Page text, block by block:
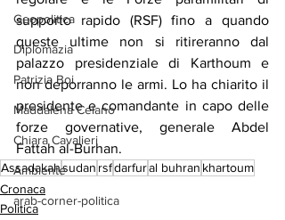
Geopolitica
Diplomazia
Patrizia Boi
Maddalena Celano
Chiara Cavalieri
Ambiente
arab-corner-politica
supporto rapido (RSF) fino a quando
queste ultime non si ritireranno dal
palazzo presidenziale di Karthoum e
non deporranno le armi. Lo ha chiarito il
presidente e comandante in capo delle
forze governative, generale Abdel
Fattah al-Burhan.
Assadakahsudan rsfdarfural buhran khartoum
Cronaca
Politica